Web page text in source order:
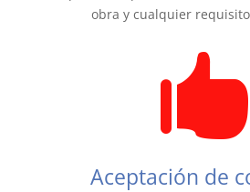
obra y cualquier

Aceptación de